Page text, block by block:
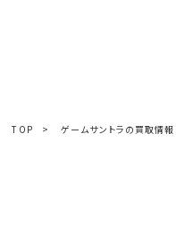
TOP > ゲームサントラの買取情報